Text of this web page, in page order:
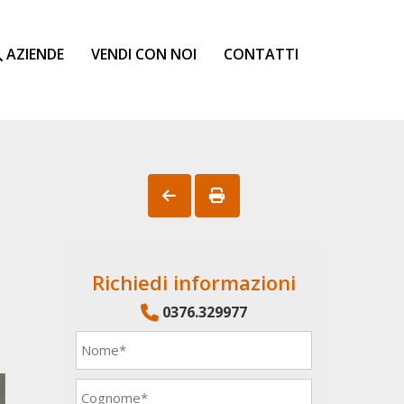
AZIENDE VENDI CON NOI CONTATTI
Richiedi informazioni
0376.329977